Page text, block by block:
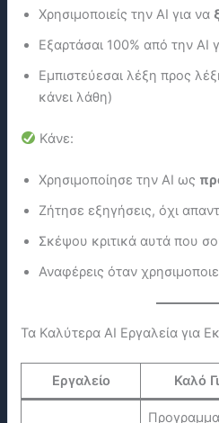
Χρησιμοποιείς την ΑΙ για να
Εξαρτάσαι 100% από την ΑΙ
Εμπιστεύεσαι λέξη προς
κάνει λάθη)
Κάνε:
Χρησιμοποίησε την ΑΙ ως
Ζήτησε εξηγήσεις, όχι
Σκέψου κριτικά αυτά που
Αναφέρεις όταν
Τα Καλύτερα ΑΙ Εργαλεία για
Εργαλείο Καλό